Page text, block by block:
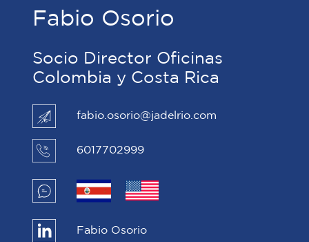
Fabio Osorio
Socio Director Oficinas
Colombia y Costa Rica
fabio.osorio@jadelrio.com
6017702999
Fabio Osorio